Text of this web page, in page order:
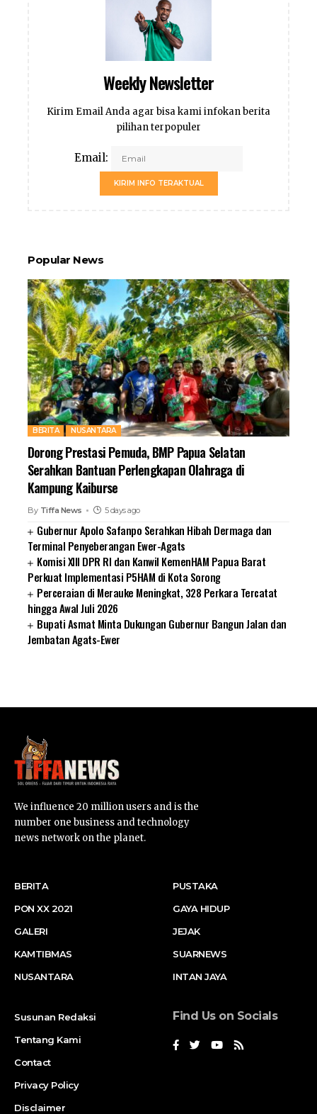
Weekly Newsletter
Kirim Email Anda agar bisa kami infokan berita
pilihan terpopuler
Email:
KIRIM INFO TERAKTUAL
Popular News
BERITA NUSANTARA
Dorong Prestasi Pemuda, BMP Papua Selatan
Serahkan Bantuan Perlengkapan Olahraga di
Kampung Kaiburse
By Tiffa News 5 days ago
Gubernur Apolo Safanpo Serahkan Hibah Dermaga dan
Terminal Penyeberangan Ewer-Agats
Komisi XIII DPR RI dan Kanwil KemenHAM Papua Barat
Perkuat Implementasi P5HAM di Kota Sorong
Perceraian di Merauke Meningkat, 328 Perkara Tercatat
hingga Awal Juli 2026
Bupati Asmat Minta Dukungan Gubernur Bangun Jalan dan
Jembatan Agats-Ewer
We influence 20 million users and is the
number one business and technology
news network on the planet.
BERITA
PON XX 2021
GALERI
KAMTIBMAS
NUSANTARA
PUSTAKA
GAYA HIDUP
JEJAK
SUARNEWS
INTAN JAYA
Susunan Redaksi
Tentang Kami
Contact
Privacy Policy
Disclaimer
Find Us on Socials